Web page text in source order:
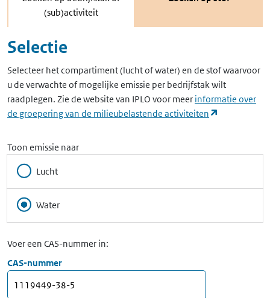
(sub)activiteit
Selectie
Selecteer het compartiment (lucht of water) en de stof waarvoor
u de verwachte of mogelijke emissie per bedrijfstak wilt
raadplegen. Zie de website van IPLO voor meer informatie over
de groepering van de milieubelastende activiteiten
Toon emissie naar
Lucht
Water
Voer een CAS-nummer in:
CAS-nummer